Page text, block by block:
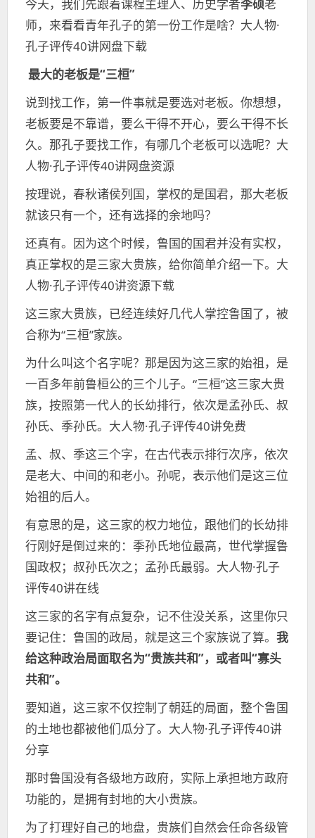
今天，我们先跟着课程主理人、历史学者李硕老
师，来看看青年孔子的第一份工作是啥？大人物·
孔子评传40讲网盘下载
最大的老板是“三桓”
说到找工作，第一件事就是要选对老板。你想想，
老板要是不靠谱，要么干得不开心，要么干得不长
久。那孔子要找工作，有哪几个老板可以选呢？大
人物·孔子评传40讲网盘资源
按理说，春秋诸侯列国，掌权的是国君，那大老板
就该只有一个，还有选择的余地吗？
还真有。因为这个时候，鲁国的国君并没有实权，
真正掌权的是三家大贵族，给你简单介绍一下。大
人物·孔子评传40讲资源下载
这三家大贵族，已经连续好几代人掌控鲁国了，被
合称为“三桓”家族。
为什么叫这个名字呢？那是因为这三家的始祖，是
一百多年前鲁桓公的三个儿子。“三桓”这三家大贵
族，按照第一代人的长幼排行，依次是孟孙氏、叔
孙氏、季孙氏。大人物·孔子评传40讲免费
孟、叔、季这三个字，在古代表示排行次序，依次
是老大、中间的和老小。孙呢，表示他们是这三位
始祖的后人。
有意思的是，这三家的权力地位，跟他们的长幼排
行刚好是倒过来的：季孙氏地位最高，世代掌握鲁
国政权；叔孙氏次之；孟孙氏最弱。大人物·孔子
评传40讲在线
这三家的名字有点复杂，记不住没关系，这里你只
要记住：鲁国的政局，就是这三个家族说了算。 我
给这种政治局面取名为“贵族共和”，或者叫“寡头
共和”。
要知道，这三家不仅控制了朝廷的局面，整个鲁国
的土地也都被他们瓜分了。大人物·孔子评传40讲
分享
那时鲁国没有各级地方政府，实际上承担地方政府
功能的，是拥有封地的大小贵族。
为了打理好自己的地盘，贵族们自然会任命各级管